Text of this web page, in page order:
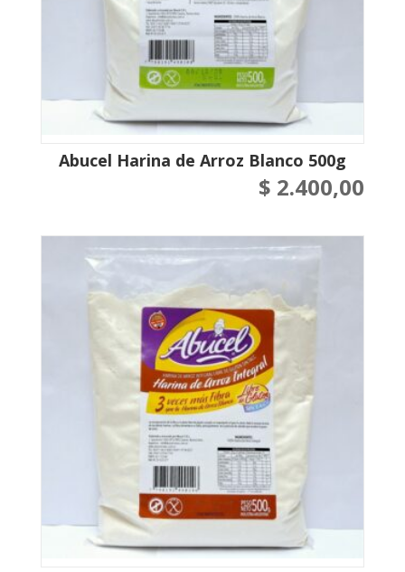
Abucel Harina de Arroz Blanco 500g
$ 2.400,00